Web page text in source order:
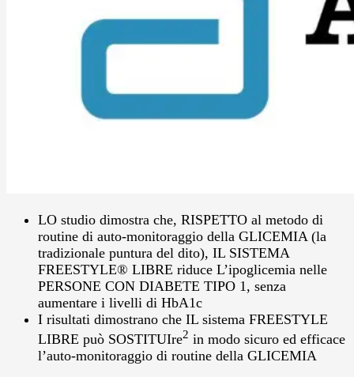
LO studio dimostra che, RISPETTO al metodo di
routine di auto-monitoraggio della GLICEMIA (la
tradizionale puntura del dito), IL SISTEMA
FREESTYLE® LIBRE riduce L’ipoglicemia nelle
PERSONE CON DIABETE TIPO 1, senza
aumentare i livelli di HbA1c
I risultati dimostrano che IL sistema FREESTYLE
LIBRE può SOSTITUIre2 in modo sicuro ed efficace
l’auto-monitoraggio di routine della GLICEMIA